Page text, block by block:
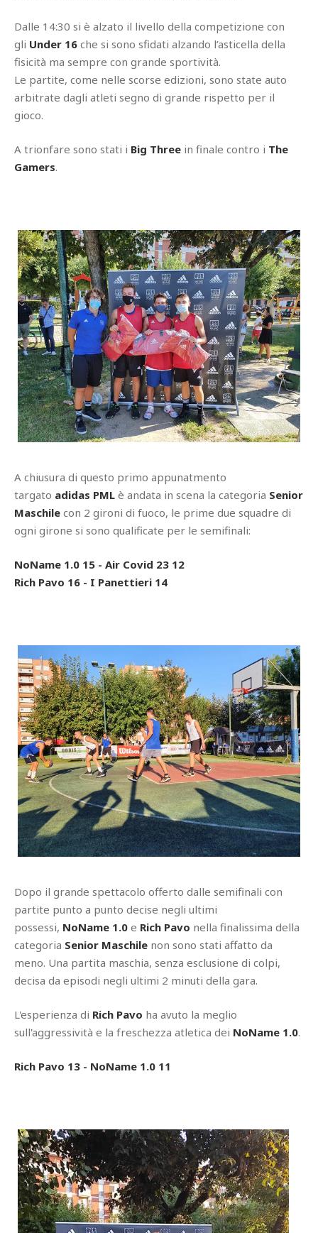
Dalle 14:30 si è alzato il livello della competizione con
gli Under 16 che si sono sfidati alzando l’asticella della
fisicità ma sempre con grande sportività.
Le partite, come nelle scorse edizioni, sono state auto
arbitrate dagli atleti segno di grande rispetto per il
gioco.
A trionfare sono stati i Big Three in finale contro i The
Gamers.
A chiusura di questo primo appunatmento
targato adidas PML è andata in scena la categoria Senior
Maschile con 2 gironi di fuoco, le prime due squadre di
ogni girone si sono qualificate per le semifinali:
NoName 1.0 15 - Air Covid 23 12
Rich Pavo 16 - I Panettieri 14
Dopo il grande spettacolo offerto dalle semifinali con
partite punto a punto decise negli ultimi
possessi, NoName 1.0 e Rich Pavo nella finalissima della
categoria Senior Maschile non sono stati affatto da
meno. Una partita maschia, senza esclusione di colpi,
decisa da episodi negli ultimi 2 minuti della gara.
L'esperienza di Rich Pavo ha avuto la meglio
sull'aggressività e la freschezza atletica dei NoName 1.0.
Rich Pavo 13 - NoName 1.0 11